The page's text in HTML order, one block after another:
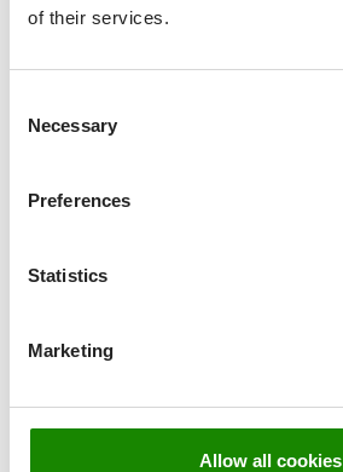
of their services.
Selection
Necessary
Preferences
Statistics
Marketing
Allow all cookies
Chicago Pack Expo